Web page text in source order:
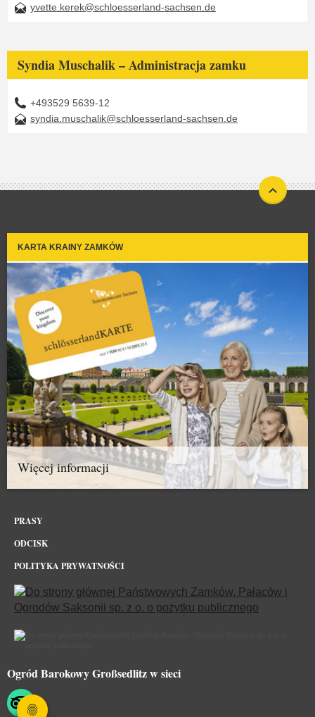
yvette.kerek@schloesserland-sachsen.de
Syndia Muschalik – Administracja zamku
+493529 5639-12
syndia.muschalik@schloesserland-sachsen.de
KARTA KRAINY ZAMKÓW
Więcej informacji
PRASY
ODCISK
POLITYKA PRYWATNOŚCI
Ogród Barokowy Großsedlitz w sieci